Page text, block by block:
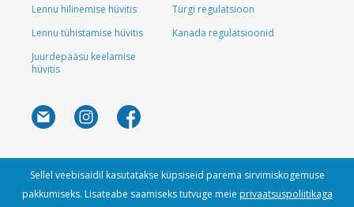
Lennu hilinemise hüvitis
Lennu tühistamise hüvitis
Juurdepääsu keelamise
hüvitis
Türgi regulatsioon
Kanada regulatsioonid
Sellel veebisaidil kasutatakse küpsiseid parema sirvimiskogemuse
pakkumiseks. Lisateabe saamiseks tutvuge meie privaatsuspoliitikaga